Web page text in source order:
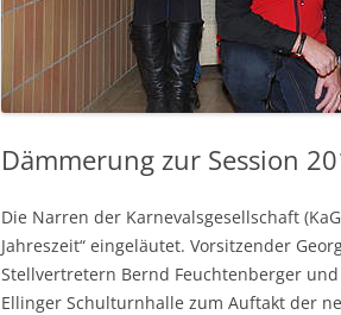
Dämmerung zur Session
Die Narren der Karnevalsgesellschaft
Jahreszeit“ eingeläutet. Vorsitzender
Stellvertretern Bernd Feuchtenberger
Ellinger Schulturnhalle zum Auftakt der